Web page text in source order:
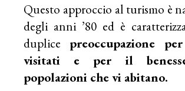
Questo approccio al turismo è
degli anni ’80 ed è
duplice preoccupazione
visitati e per il
popolazioni che vi abitano.